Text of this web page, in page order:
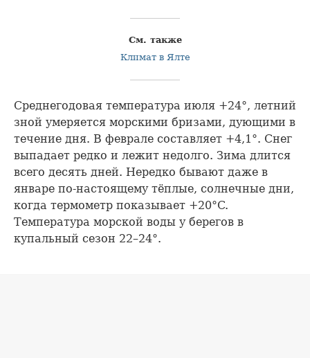
См. также
Климат в Ялте
Среднегодовая температура июля +24°, летний
зной умеряется морскими бризами, дующими в
течение дня. В феврале составляет +4,1°. Снег
выпадает редко и лежит недолго. Зима длится
всего десять дней. Нередко бывают даже в
январе по-настоящему тёплые, солнечные дни,
когда термометр показывает +20°C.
Температура морской воды у берегов в
купальный сезон 22–24°.